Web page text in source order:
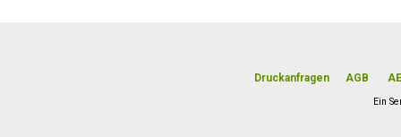
Druckanfragen AGB
Ein